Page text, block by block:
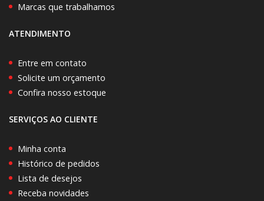
Marcas que trabalhamos
ATENDIMENTO
Entre em contato
Solicite um orçamento
Confira nosso estoque
SERVIÇOS AO CLIENTE
Minha conta
Histórico de pedidos
Lista de desejos
Receba novidades